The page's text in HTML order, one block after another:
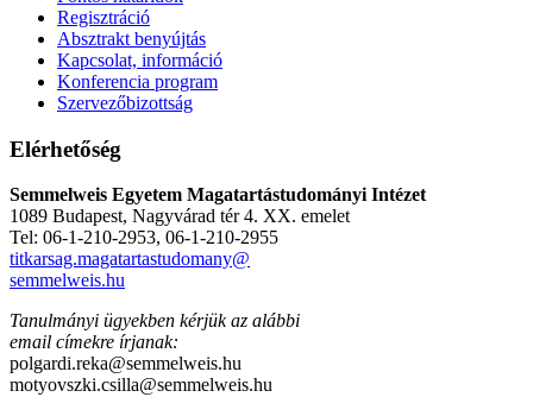
Regisztráció
Absztrakt benyújtás
Kapcsolat, információ
Konferencia program
Szervezőbizottság
Elérhetőség
Semmelweis Egyetem Magatartástudományi Intézet
1089 Budapest, Nagyvárad tér 4. XX. emelet
Tel: 06-1-210-2953, 06-1-210-2955
titkarsag.magatartastudomany@
semmelweis.hu
Tanulmányi ügyekben kérjük az alábbi
email címekre írjanak:
polgardi.reka@semmelweis.hu
motyovszki.csilla@semmelweis.hu